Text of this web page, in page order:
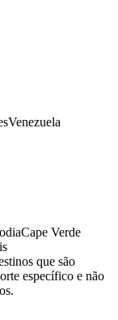
Venezuela
Cape Verde
que são
específico e não